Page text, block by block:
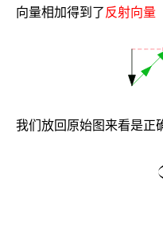
向量相加得到了反射向量
我们放回原始图来看是正